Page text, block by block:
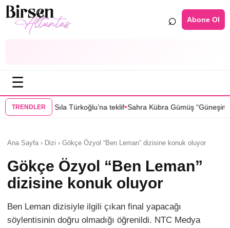
⌕ Abone Ol
☰
TRENDLER
teklif•Sahra Kübra Gümüş “Güneşin Doğduğu Yer” dizisinde•Selin
Ana Sayfa › Dizi › Gökçe Özyol “Ben Leman” dizisine konuk oluyor
Gökçe Özyol “Ben Leman”
dizisine konuk oluyor
Ben Leman dizisiyle ilgili çıkan final yapacağı
söylentisinin doğru olmadığı öğrenildi. NTC Medya